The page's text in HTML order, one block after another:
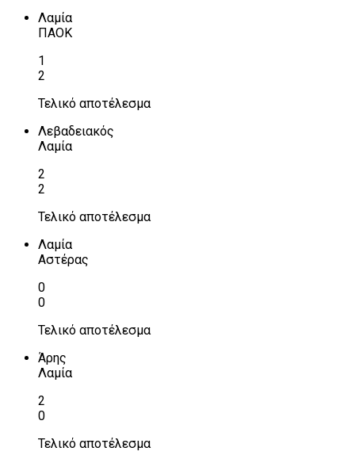
Λαμία
ΠΑΟΚ
1
2
Τελικό αποτέλεσμα
Λεβαδειακός
Λαμία
2
2
Τελικό αποτέλεσμα
Λαμία
Αστέρας
0
0
Τελικό αποτέλεσμα
Άρης
Λαμία
2
0
Τελικό αποτέλεσμα